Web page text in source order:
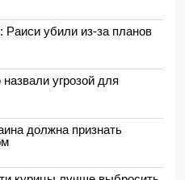
убили из-за планов
угрозой для
должна признать